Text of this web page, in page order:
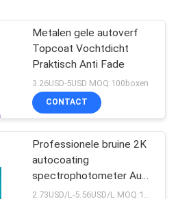
Metalen gele autoverf
Topcoat Vochtdicht
Praktisch Anti Fade
3.26USD-5USD MOQ:100boxen
CONTACT
Professionele bruine 2K
autocoating
spectrophotometer Auto
Refinish Repair Fabrikant